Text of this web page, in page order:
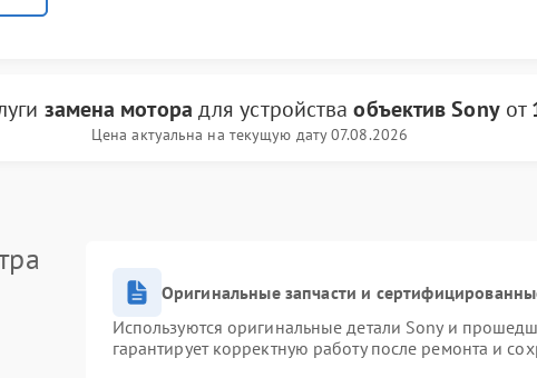
замена мотора для устройстваобъектив Sonyот
Цена актуальна на текущую дату 07.08.2026
Оригинальные запчасти и
Используются оригинальные детали Sony и
гарантирует корректную работу после ремонта и